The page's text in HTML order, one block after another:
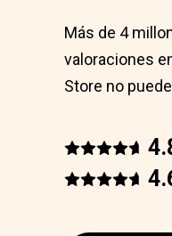
Más de 4
valoraciones
Store no